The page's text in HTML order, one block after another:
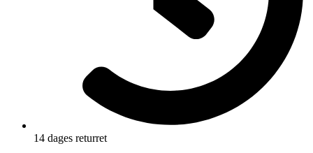
14 dages returret